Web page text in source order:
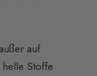
auf
Stoffe